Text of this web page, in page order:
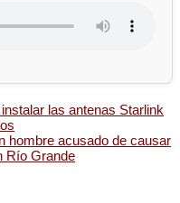
las antenas Starlink
hombre acusado de causar
Río Grande